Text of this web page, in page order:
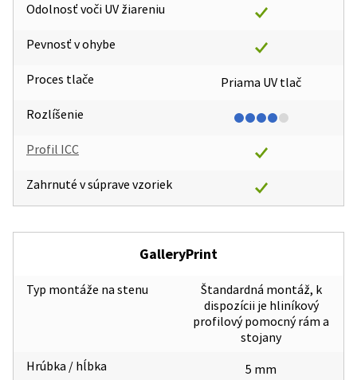
Odolnosť voči UV žiareniu
Pevnosť v ohybe
Proces tlače
Rozlíšenie
Profil ICC
Zahrnuté v súprave vzoriek
Priama UV tlač
GalleryPrint
Typ montáže na stenu
Hrúbka / hĺbka
Štandardná montáž, k
dispozícii je hliníkový
profilový pomocný rám a
stojany
5 mm